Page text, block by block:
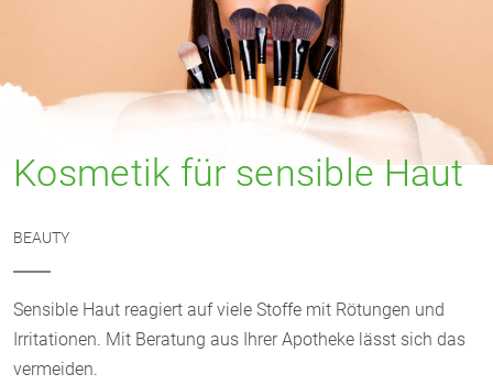
Kosmetik für sensible Haut
BEAUTY
Sensible Haut reagiert auf viele Stoffe mit Rötungen und
Irritationen. Mit Beratung aus Ihrer Apotheke lässt sich das
vermeiden.